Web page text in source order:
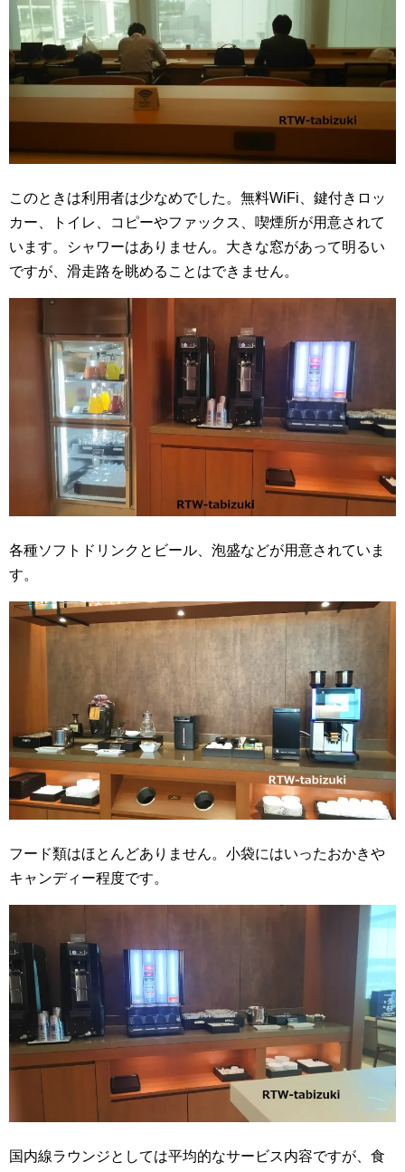
このときは利用者は少なめでした。無料WiFi、鍵付きロッ
カー、トイレ、コピーやファックス、喫煙所が用意されて
います。シャワーはありません。大きな窓があって明るい
ですが、滑走路を眺めることはできません。
各種ソフトドリンクとビール、泡盛などが用意されていま
す。
フード類はほとんどありません。小袋にはいったおかきや
キャンディー程度です。
国内線ラウンジとしては平均的なサービス内容ですが、食